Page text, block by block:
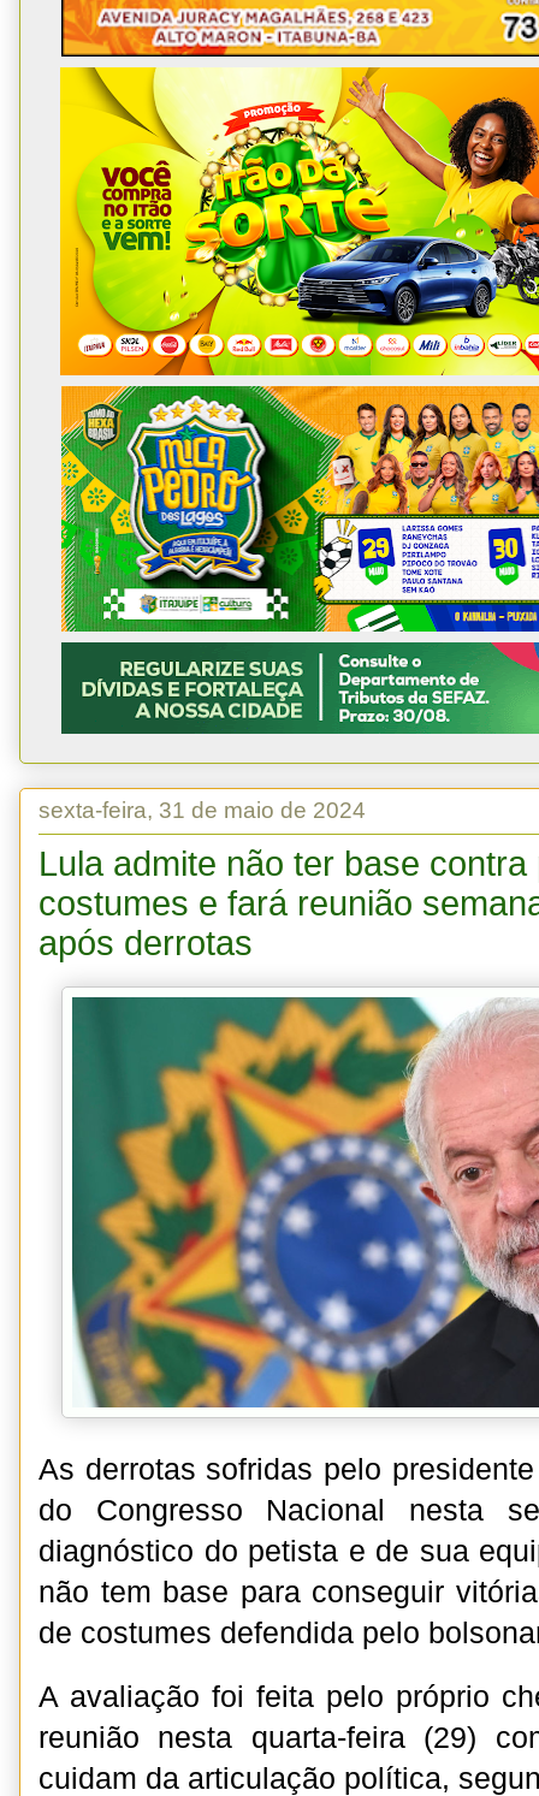
sexta-feira, 31 de maio de 2024
Lula admite não ter base contra
costumes e fará reunião
após derrotas
As derrotas sofridas pelo
do Congresso Nacional nesta
diagnóstico do petista e de sua
não tem base para conseguir
de costumes defendida pelo
A avaliação foi feita pelo próprio
reunião nesta quarta-feira (29)
cuidam da articulação política,